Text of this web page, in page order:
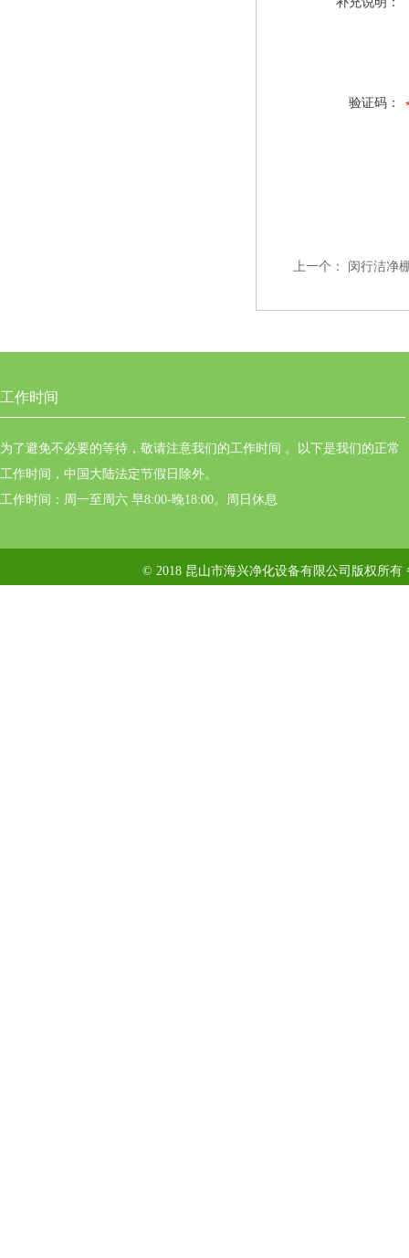
验证码：
上一个： 闵行洁净
工作时间
为了避免不必要的等待，敬请注意我们的工作时间 。以下是我们的正常
工作时间，中国大陆法定节假日除外。
工作时间：周一至周六 早8:00-晚18:00。周日休息
© 2018 昆山市海兴净化设备有限公司版权所有